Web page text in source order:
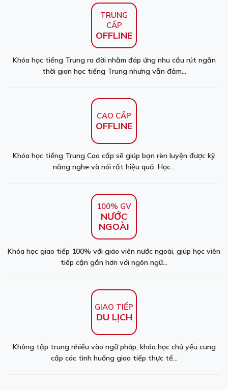
TRUNG
CẤP
OFFLINE
Khóa học tiếng Trung ra đời nhằm đáp ứng nhu cầu rút ngắn
thời gian học tiếng Trung nhưng vẫn đảm...
CAO CẤP
OFFLINE
Khóa học tiếng Trung Cao cấp sẽ giúp bạn rèn luyện được kỹ
năng nghe và nói rất hiệu quả. Học...
100% GV
NƯỚC
NGOÀI
Khóa học giao tiếp 100% với giáo viên nước ngoài, giúp học viên
tiếp cận gần hơn với ngôn ngữ...
GIAO TIẾP
DU LỊCH
Không tập trung nhiều vào ngữ pháp, khóa học chủ yếu cung
cấp các tình huống giao tiếp thực tế...